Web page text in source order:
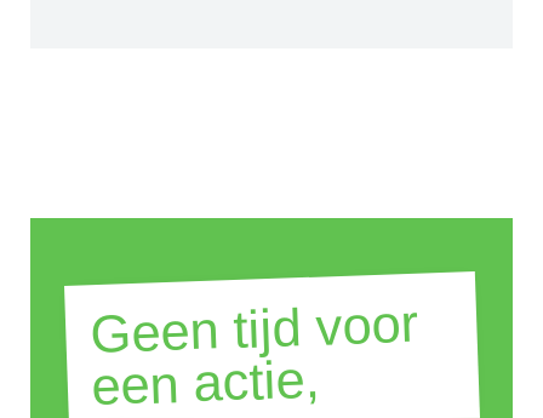
Geen tijd voor
een actie,